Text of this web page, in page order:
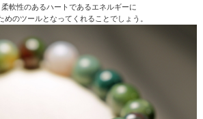
軟性のあるハートであるエネルギーに
めのツールとなってくれることでしょう。